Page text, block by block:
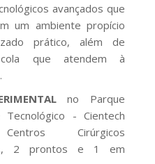
avançados que
um ambiente propício
prático, além de
que atendem à
no Parque
Tecnológico - Cientech
Cirúrgicos
2 prontos e 1 em